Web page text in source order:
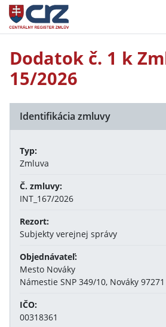
Dodatok č. 1 k
15/2026
Identifikácia zmluvy
Typ:
Zmluva
Č. zmluvy:
INT_167/2026
Rezort:
Subjekty verejnej správy
Objednávateľ:
Mesto Nováky
Námestie SNP 349/10, Nováky 97271
IČO:
00318361